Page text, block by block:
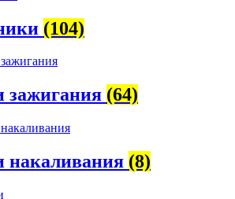
(104)
зажигания (64)
накаливания (8)